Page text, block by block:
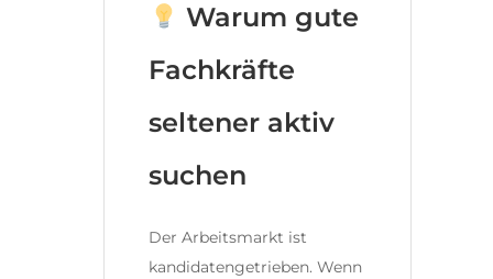
Warum gute
Fachkräfte
seltener aktiv
suchen
Der Arbeitsmarkt ist
kandidatengetrieben. Wenn